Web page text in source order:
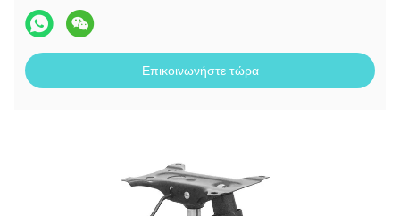
Επικοινωνήστε τώρα